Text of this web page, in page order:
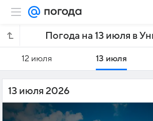
Погода на 13 июля в
12 июля 13 июля
13 июля 2026